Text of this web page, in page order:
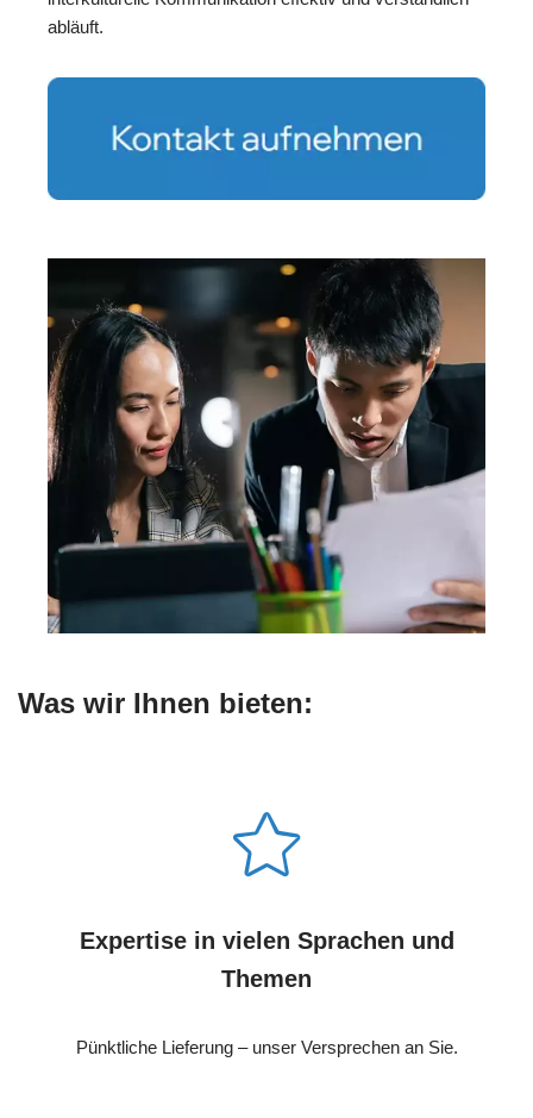
abläuft.
Was wir Ihnen bieten:
Expertise in vielen Sprachen und
Themen
Pünktliche Lieferung – unser Versprechen an Sie.